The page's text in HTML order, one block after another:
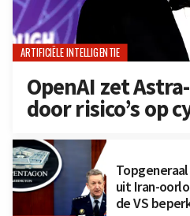
ARTIFICIËLE INTELLIGENTIE
OpenAI zet
door risico’s op
uit Iran-
de VS